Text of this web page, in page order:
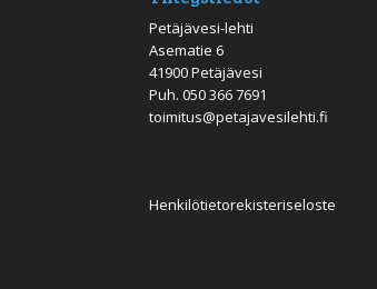
Petäjävesi-lehti
Asematie 6
41900 Petäjävesi
Puh.050 366 7691
toimitus@petajavesilehti.fi
Henkilötietorekisteriseloste